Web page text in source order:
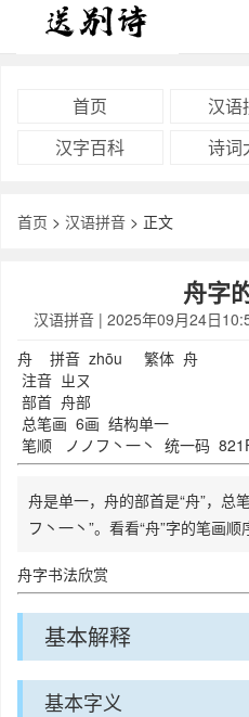
首页 汉语
汉字百科
诗词
首页 > 汉语拼音 > 正文
舟字
汉语拼音 | 2025年09月24日
舟 拼音 zhōu 繁体 舟
注音 ㄓㄡ
部首 舟部
总笔画 6画 结构单一
笔顺
ノ ノ フ 丶 一 丶 统一码
舟是单一，舟的部首是“舟”，总
フ丶一丶”。看看“舟”字的笔画
舟字书法欣赏
基本解释
基本字义